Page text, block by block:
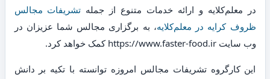
در معلم‌کلایه و ارائه خدمات متنوع از جمله تشریفات مجالس
ظروف کرایه در معلم‌کلایه، به برگزاری مجالس شما عزیزان در
وب سایت https://www.faster-food.ir کمک خواهد کرد.
این کارگروه تشریفات مجالس امروزه توانسته با تکیه بر دانش